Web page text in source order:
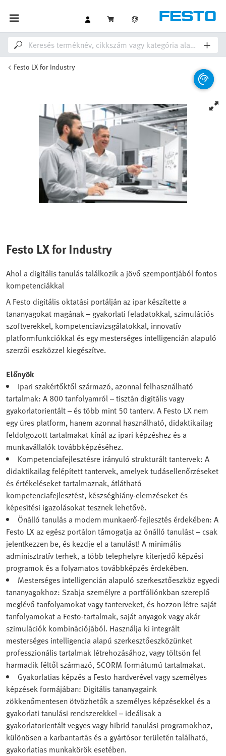
Festo LX for Industry
Festo LX for Industry
Ahol a digitális tanulás találkozik a jövő szempontjából fontos
kompetenciákkal
A Festo digitális oktatási portálján az ipar készítette a
tananyagokat magának – gyakorlati feladatokkal, szimulációs
szoftverekkel, kompetenciavizsgálatokkal, innovatív
platformfunkciókkal és egy mesterséges intelligencián alapuló
szerzői eszközzel kiegészítve.
Előnyök
Ipari szakértőktől származó, azonnal felhasználható
tartalmak: A 800 tanfolyamról – tisztán digitális vagy
gyakorlatorientált – és több mint 50 tanterv. A Festo LX nem
egy üres platform, hanem azonnal használható, didaktikailag
feldolgozott tartalmakat kínál az ipari képzéshez és a
munkavállalók továbbképzéséhez.
Kompetenciafejlesztésre irányuló strukturált tantervek: A
didaktikailag felépített tantervek, amelyek tudásellenőrzéseket
és értékeléseket tartalmaznak, átlátható
kompetenciafejlesztést, készséghiány-elemzéseket és
képesítési igazolásokat tesznek lehetővé.
Önálló tanulás a modern munkaerő-fejlesztés érdekében: A
Festo LX az egész portálon támogatja az önálló tanulást – csak
jelentkezzen be, és kezdje el a tanulást! A minimális
adminisztratív terhek, a több telephelyre kiterjedő képzési
programok és a folyamatos továbbképzés érdekében.
Mesterséges intelligencián alapuló szerkesztőeszköz egyedi
tananyagokhoz: Szabja személyre a portfóliónkban szereplő
meglévő tanfolyamokat vagy tanterveket, és hozzon létre saját
tanfolyamokat a Festo‑tartalmak, saját anyagok vagy akár
szimulációk kombinációjából. Használja ki integrált
mesterséges intelligencia alapú szerkesztőeszközünket
professzionális tartalmak létrehozásához, vagy töltsön fel
harmadik féltől származó, SCORM formátumú tartalmakat.
Gyakorlatias képzés a Festo hardverével vagy személyes
képzések formájában: Digitális tananyagaink
zökkenőmentesen ötvözhetők a személyes képzésekkel és a
gyakorlati tanulási rendszerekkel – ideálisak a
gyakorlatorientált vegyes vagy hibrid tanulási programokhoz,
különösen a karbantartás és a gyártósor területén található,
gyakorlatias munkakörök esetében.